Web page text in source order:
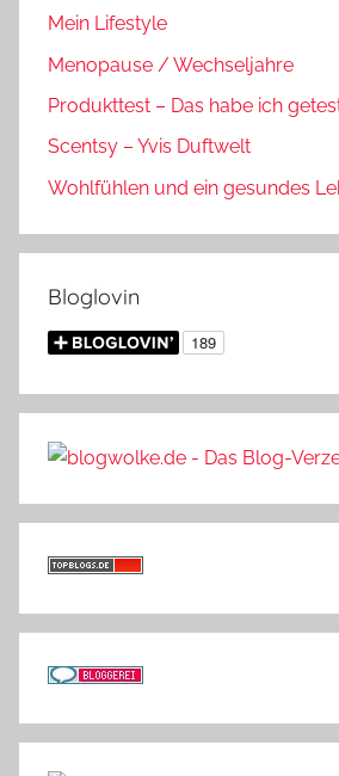
Mein Lifestyle
Menopause / Wechseljahre
Produkttest – Das habe ich
Scentsy – Yvis Duftwelt
Wohlfühlen und ein gesundes
Bloglovin